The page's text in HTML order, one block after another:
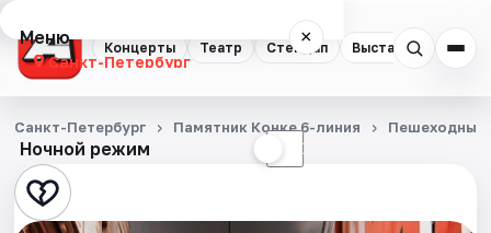
Концерты Театр Стендап Выставки
Меню ×
Санкт-Петербург
Концерты
Театр
Стендап
Ночной режим ☾
Санкт-Петербург Памятник Конке 6-линия Пешеходные